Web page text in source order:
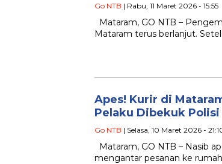
Go NTB | Rabu, 11 Maret 2026 - 15:55
Mataram, GO NTB –
Mataram terus berlanjut.
Apes! Kurir di
Pelaku Dibekuk Polisi
Go NTB | Selasa, 10 Maret 2026 -
Mataram, GO NTB – Nasib
mengantar pesanan ke